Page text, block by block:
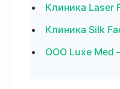
Клиника Laser
Клиника Silk
ООО Luxe Med